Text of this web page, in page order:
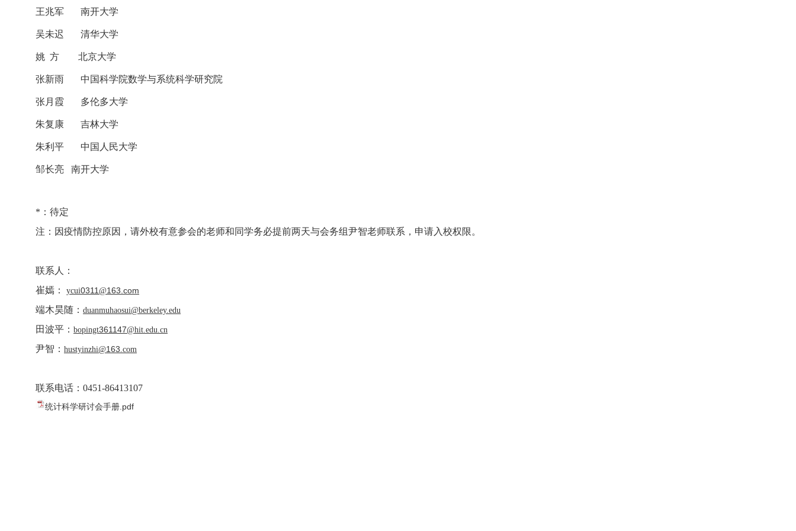
王兆军 南开大学
吴未迟 清华大学
姚 方 北京大学
张新雨 中国科学院数学与系统科学研究院
张月霞 多伦多大学
朱复康 吉林大学
朱利平 中国人民大学
邹长亮 南开大学
*：待定
注：因疫情防控原因，请外校有意参会的老师和同学务必提前两天与会务组尹智老师联系，申请入校权限。
联系人：
崔嫣：
ycui0311 @163.com
端木昊随： duanmuhaosui@berkeley.edu
田波平： bopingt361147@hit.edu.cn
尹智： hustyinzhi@163.com
联系电话： 0451-86413107
统计科学研讨会手册.pdf